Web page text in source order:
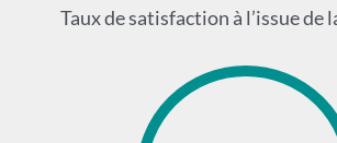
Taux de satisfaction à l’issue de